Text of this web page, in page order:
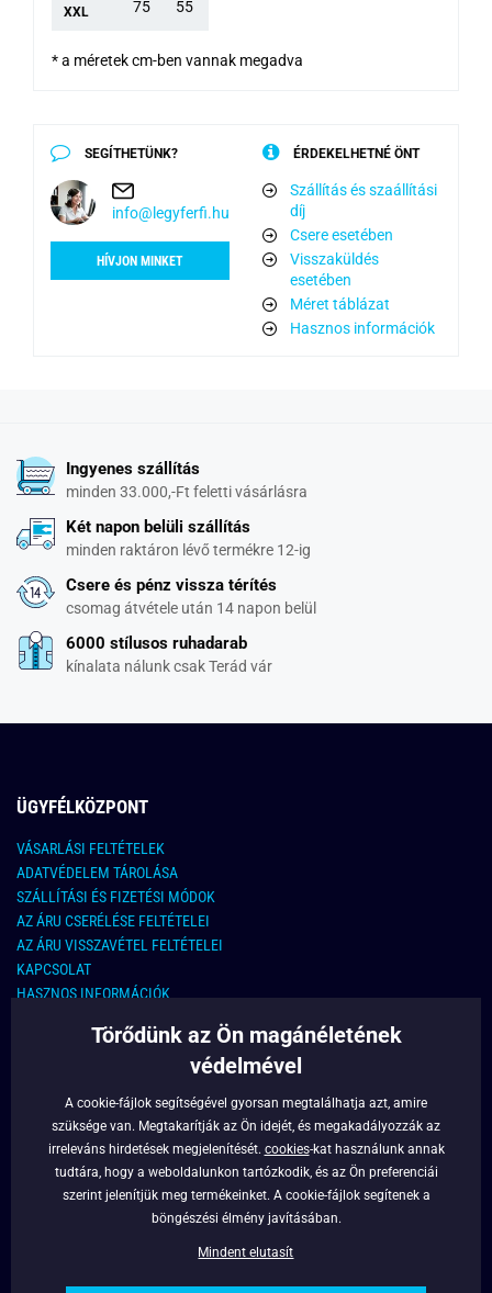
XXL 75 55
* a méretek cm-ben vannak megadva
SEGÍTHETÜNK?
info@legyferfi.hu
HÍVJON MINKET
ÉRDEKELHETNÉ ÖNT
Szállítás és szaállítási
díj
Csere esetében
Visszaküldés
esetében
Méret táblázat
Hasznos információk
Ingyenes szállítás
minden 33.000,-Ft feletti vásárlásra
Két napon belüli szállítás
minden raktáron lévő termékre 12-ig
Csere és pénz vissza térítés
csomag átvétele után 14 napon belül
6000 stílusos ruhadarab
kínalata nálunk csak Terád vár
ÜGYFÉLKÖZPONT
VÁSARLÁSI FELTÉTELEK
ADATVÉDELEM TÁROLÁSA
SZÁLLÍTÁSI ÉS FIZETÉSI MÓDOK
AZ ÁRU CSERÉLÉSE FELTÉTELEI
AZ ÁRU VISSZAVÉTEL FELTÉTELEI
KAPCSOLAT
HASZNOS INFORMÁCIÓK
KAPCSOLAT
info@legyferfi.hu
FONTOS INFORMÁCIÓK
RÓLUNK
Törődünk az Ön magánéletének
védelmével
A cookie-fájlok segítségével gyorsan megtalálhatja azt, amire
szüksége van. Megtakarítják az Ön idejét, és megakadályozzák az
irreleváns hirdetések megjelenítését. cookies-kat használunk annak
tudtára, hogy a weboldalunkon tartózkodik, és az Ön preferenciái
szerint jelenítjük meg termékeinket. A cookie-fájlok segítenek a
böngészési élmény javításában.
Mindent elutasít